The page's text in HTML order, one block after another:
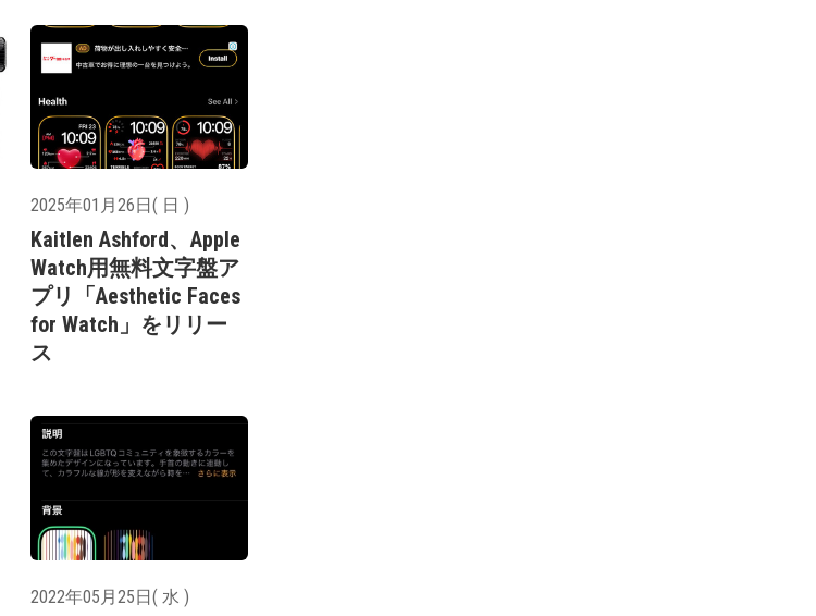
2025年01月26日( 日 )
Kaitlen Ashford、Apple
Watch用無料文字盤ア
プリ「Aesthetic Faces
for Watch」をリリー
ス
2022年05月25日( 水 )